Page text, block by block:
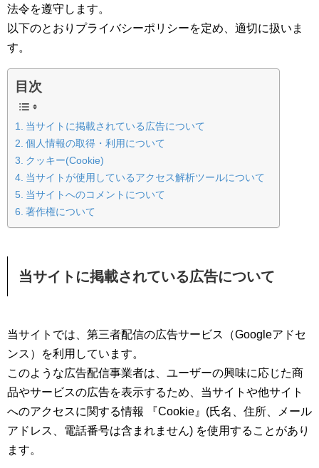
法令を遵守します。
以下のとおりプライバシーポリシーを定め、適切に扱いま
す。
目次
当サイトに掲載されている広告について
個人情報の取得・利用について
クッキー(Cookie)
当サイトが使用しているアクセス解析ツールについて
当サイトへのコメントについて
著作権について
当サイトに掲載されている広告について
当サイトでは、第三者配信の広告サービス（Googleアドセ
ンス）を利用しています。
このような広告配信事業者は、ユーザーの興味に応じた商
品やサービスの広告を表示するため、当サイトや他サイト
へのアクセスに関する情報 『Cookie』(氏名、住所、メール
アドレス、電話番号は含まれません) を使用することがあり
ます。